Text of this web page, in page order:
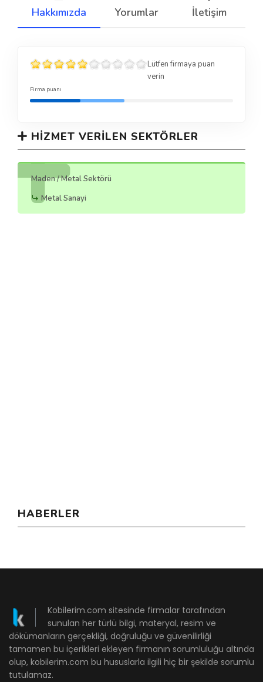
Hakkımızda Yorumlar İletişim
Lütfen firmaya puan
verin
Firma puanı
HIZMET VERILEN SEKTÖRLER
Maden / Metal Sektörü
Metal Sanayi
HABERLER
Kobilerim.com sitesinde firmalar tarafından
sunulan her türlü bilgi, materyal, resim ve
dökümanların gerçekliği, doğruluğu ve güvenilirliği
tamamen bu içerikleri ekleyen firmanın sorumluluğu altında
olup, kobilerim.com bu hususlarla ilgili hiç bir şekilde sorumlu
tutulamaz.